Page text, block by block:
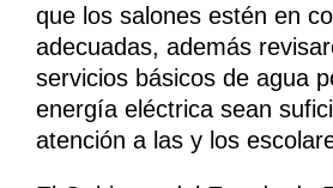
que los salones estén en
adecuadas, además
servicios básicos de agua
energía eléctrica sean
atención a las y los